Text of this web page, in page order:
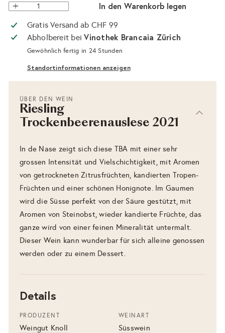
In den Warenkorb legen
Gratis Versand ab CHF 99
Abholbereit beiVinothek Brancaia Zürich
Gewöhnlich fertig in 24 Stunden
Standortinformationen anzeigen
ÜBER DEN WEIN
Riesling
Trockenbeerenauslese 2021
In de Nase zeigt sich diese TBA mit einer sehr
grossen Intensität und Vielschichtigkeit, mit Aromen
von getrockneten Zitrusfrüchten, kandierten Tropen-
Früchten und einer schönen Honignote. Im Gaumen
wird die Süsse perfekt von der Säure gestützt, mit
Aromen von Steinobst, wieder kandierte Früchte, das
ganze wird von einer feinen Mineralität untermalt.
Dieser Wein kann wunderbar für sich alleine genossen
werden oder zu einem Dessert.
Details
PRODUZENT
Weingut Knoll
WEINART
Süsswein